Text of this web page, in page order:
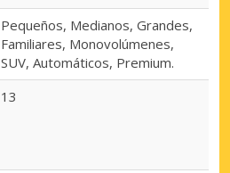
Pequeños, Medianos, Grandes,
Familiares, Monovolúmenes,
SUV, Automáticos, Premium.
13